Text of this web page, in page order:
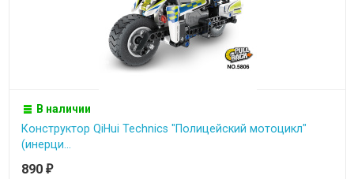
В наличии
Конструктор QiHui Technics "Полицейский мотоцикл"
(инерци...
890 ₽